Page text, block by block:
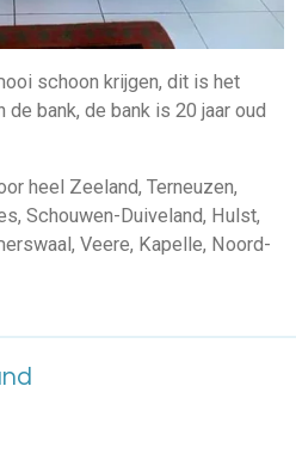
schoon krijgen, dit is het
de bank, de bank is 20 jaar oud
heel Zeeland, Terneuzen,
Schouwen-Duiveland, Hulst,
Veere, Kapelle, Noord-